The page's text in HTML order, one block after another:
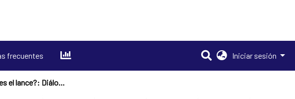
frecuentes Iniciar sesión
¿De quién es el lance?: Diálogos sobre la propiedad, la autoridad y el espacio de pesca en La Mojana